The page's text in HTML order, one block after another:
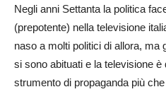
Negli anni Settanta la politica
(prepotente) nella televisione
naso a molti politici di allora, ma
si sono abituati e la televisione
strumento di propaganda più